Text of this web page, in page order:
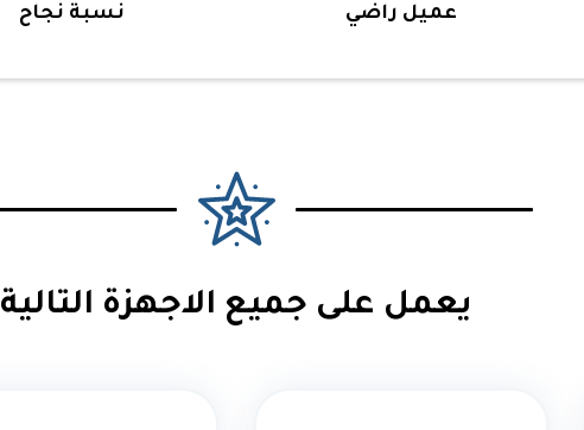
عميل راضي نسبة نجاح
يعمل على جميع الاجهزة التالية